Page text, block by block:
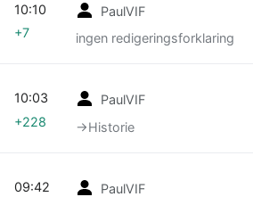
PaulVIF
ingen redigeringsforklaring
10:10
+7
PaulVIF
→‎Historie
10:03
+228
PaulVIF
09:42